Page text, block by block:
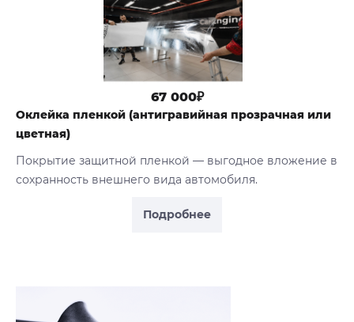
Подробнее
67 000₽
Оклейка пленкой (антигравийная прозрачная или
цветная)
Покрытие защитной пленкой — выгодное вложение в
сохранность внешнего вида автомобиля.